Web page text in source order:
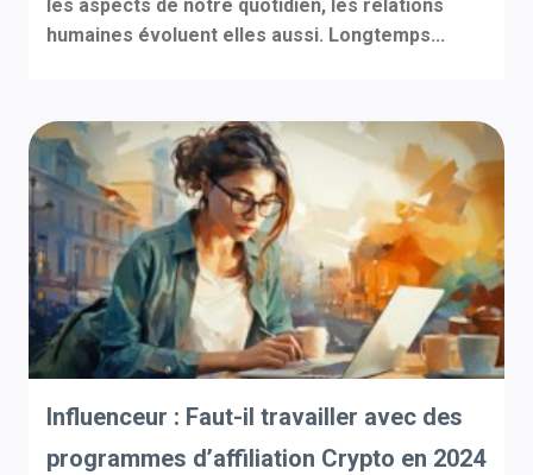
les aspects de notre quotidien, les relations
humaines évoluent elles aussi. Longtemps...
Influenceur : Faut-il travailler avec des
programmes d’affiliation Crypto en 2024